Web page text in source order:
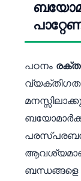
പഠനം
ബന്ധങ്ങളെ
Română
简体中文
فارسی
Dansk
Հայերեն